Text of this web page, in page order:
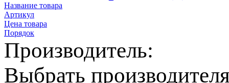
Название товара
Артикул
Цена товара
Порядок
Производитель:
Выбрать